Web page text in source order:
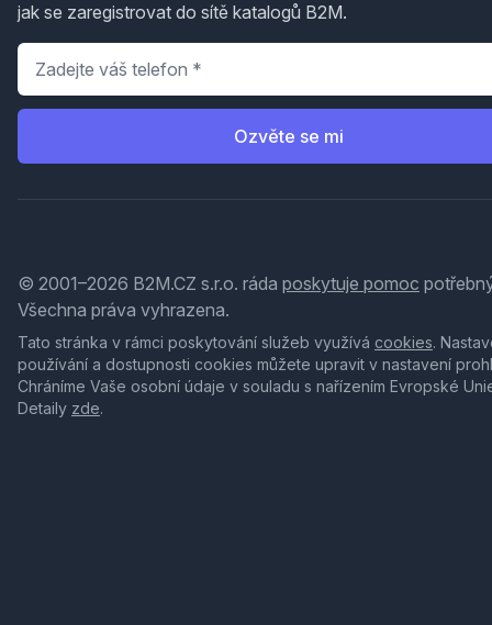
jak se zaregistrovat do sítě katalogů B2M.
Telefon
Ozvěte se mi
© 2001–2026 B2M.CZ s.r.o. ráda poskytuje pomoc
Všechna práva vyhrazena.
Tato stránka v rámci poskytování služeb využívá cookies.
používání a dostupnosti cookies můžete upravit v nastavení
Chráníme Vaše osobní údaje v souladu s nařízením Evropské
Detaily zde.